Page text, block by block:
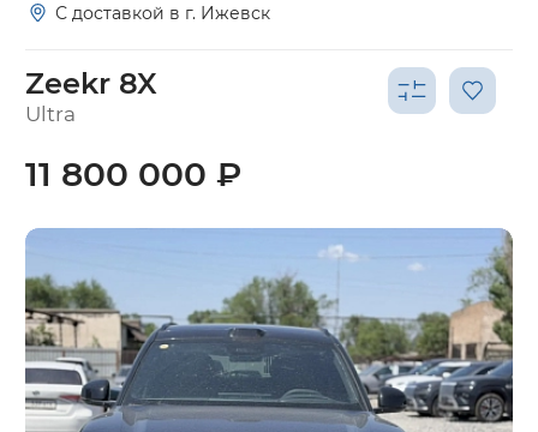
С доставкой в г. Ижевск
Zeekr 8X
Ultra
11 800 000 ₽